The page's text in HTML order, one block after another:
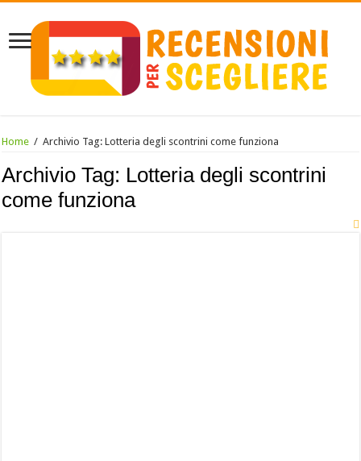
Home / Archivio Tag:Lotteria degli scontrini come funziona
Archivio Tag: Lotteria degli scontrini
come funziona